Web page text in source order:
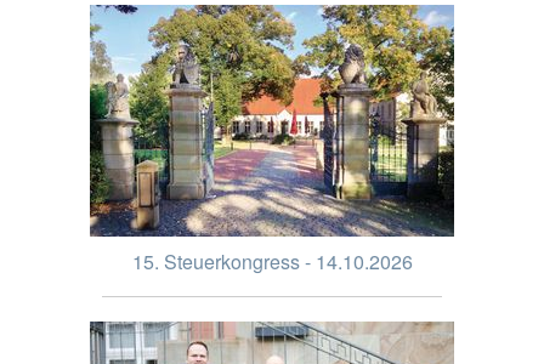
15. Steuerkongress - 14.10.2026